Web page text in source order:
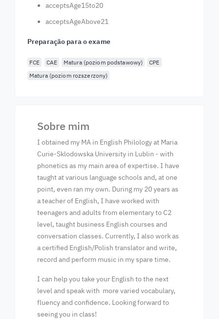
acceptsAge15to20
acceptsAgeAbove21
Preparação para o exame
FCE CAE Matura (poziom podstawowy)
CPE
Matura (poziom rozszerzony)
Sobre mim
I obtained my MA in English Philology at Maria
Curie-Sklodowska University in Lublin - with
phonetics as my main area of expertise. I have
taught at various language schools and, at one
point, even ran my own. During my 20 years as
a teacher of English, I have worked with
teenagers and adults from elementary to C2
level, taught business English courses and
conversation classes. Currently, I also work as
a certified English/Polish translator and write,
record and perform music in my spare time.
I can help you take your English to the next
level and speak with more varied vocabulary,
fluency and confidence. Looking forward to
seeing you in class!